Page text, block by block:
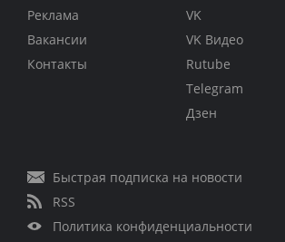
Реклама
Вакансии
Контакты
VK
VK Видео
Rutube
Telegram
Дзен
Быстрая подписка на новости
RSS
Политика конфиденциальности